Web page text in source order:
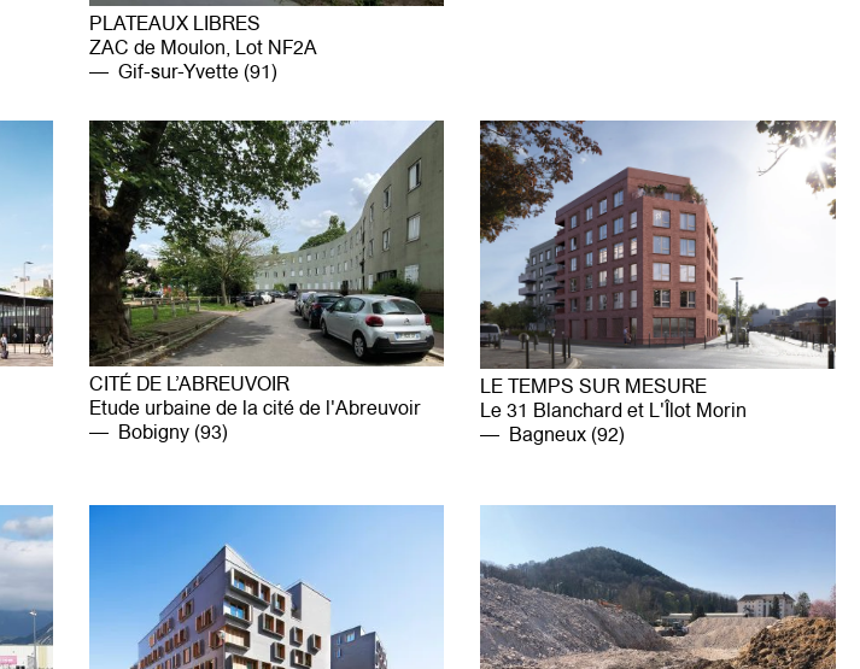
PLATEAUX LIBRES
ZAC de Moulon, Lot NF2A
Gif-sur-Yvette (91)
CITÉ DE L’ABREUVOIR
Etude urbaine de la cité de l'Abreuvoir
Bobigny (93)
LE TEMPS SUR MESURE
Le 31 Blanchard et L'Îlot Morin
Bagneux (92)